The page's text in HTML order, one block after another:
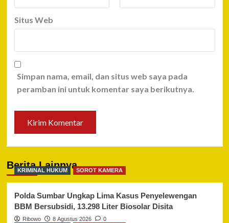
Situs Web
Simpan nama, email, dan situs web saya pada
peramban ini untuk komentar saya berikutnya.
Berita Lainnya
KRIMINAL HUKUM SOROT KAMERA
Polda Sumbar Ungkap Lima Kasus Penyelewengan
BBM Bersubsidi, 13.298 Liter Biosolar Disita
Ribowo 8 Agustus 2026
0